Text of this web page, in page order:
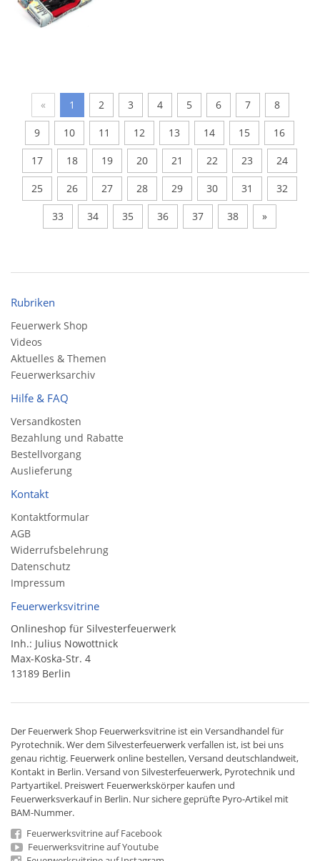
« 1 2 3 4 5 6 7 8
9 10 11 12 13 14 15 16
17 18 19 20 21 22 23 24
25 26 27 28 29 30 31 32
33 34 35 36 37 38 »
Rubriken
Feuerwerk Shop
Videos
Aktuelles & Themen
Feuerwerksarchiv
Hilfe & FAQ
Versandkosten
Bezahlung und Rabatte
Bestellvorgang
Auslieferung
Kontakt
Kontaktformular
AGB
Widerrufsbelehrung
Datenschutz
Impressum
Feuerwerksvitrine
Onlineshop für Silvesterfeuerwerk
Inh.: Julius Nowottnick
Max-Koska-Str. 4
13189 Berlin
Der Feuerwerk Shop Feuerwerksvitrine ist ein Versandhandelfür
Pyrotechnik. Wer dem Silvesterfeuerwerk verfallen ist, ist bei uns
genau richtig. Feuerwerk online bestellen,Versand deutschlandweit,
Kontakt in Berlin. Versand von Silvesterfeuerwerk, Pyrotechnik und
Partyartikel. Preiswert Feuerwerkskörper kaufen und
Feuerwerksverkauf in Berlin. Nur sichere geprüfte Pyro-Artikel mit
BAM-Nummer.
Feuerwerksvitrine auf Facebook
Feuerwerksvitrine auf Youtube